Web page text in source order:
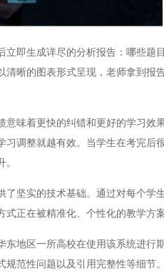
生成详尽的分析报告：哪些题
晰的图表形式呈现，老师拿到报
着更快的纠错和更好的学习效
调整就越有效。当学生在考完后
实的技术基础。通过对每个学
正在被精准化、个性化的教学方案
区一所高校在使用该系统进行
范性问题以及引用完整性等细节